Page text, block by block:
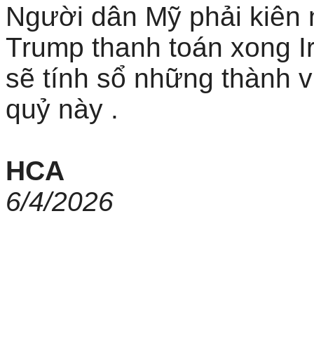
Người dân Mỹ phải kiên
Trump thanh toán xong
sẽ tính sổ những thành
quỷ này .
HCA
6/4/2026